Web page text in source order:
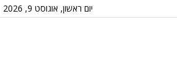
יום ראשון, אוגוסט 9, 2026